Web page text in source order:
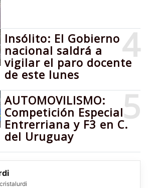
4
Insólito: El Gobierno
nacional saldrá a
vigilar el paro docente
de este lunes
5
AUTOMOVILISMO:
Competición Especial
Entrerriana y F3 en C.
del Uruguay